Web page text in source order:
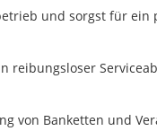
und sorgst für ein
reibungsloser
von Banketten und